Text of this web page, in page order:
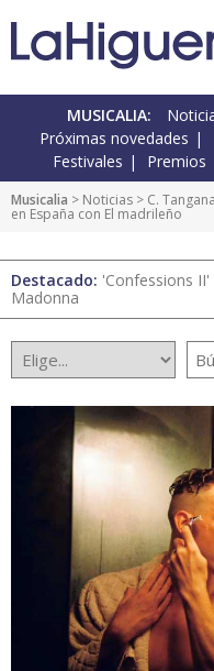
MUSICALIA:
Próximas novedades
Festivales
Premios
Musicalia > Noticias > C.
en España con El madrileño
Destacado: 'Confessions
Madonna